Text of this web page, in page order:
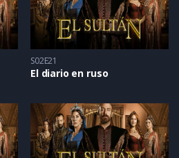
S02E21
El diario en ruso